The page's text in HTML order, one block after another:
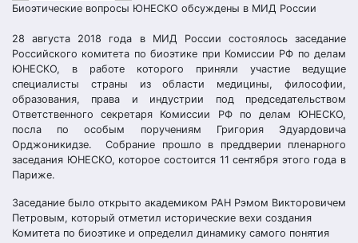
Биоэтические вопросы ЮНЕСКО обсуждены в МИД России
28 августа 2018 года в МИД России состоялось заседание
Российского комитета по биоэтике при Комиссии РФ по делам
ЮНЕСКО, в работе которого приняли участие ведущие
специалисты страны из области медицины, философии,
образования, права и индустрии под председательством
Ответственного секретаря Комиссии РФ по делам ЮНЕСКО,
посла по особым поручениям Григория Эдуардовича
Орджоникидзе. Собрание прошло в преддверии пленарного
заседания ЮНЕСКО, которое состоится 11 сентября этого года в
Париже.
Заседание было открыто академиком РАН Рэмом Викторовичем
Петровым, который отметил исторические вехи создания
Комитета по биоэтике и определил динамику самого понятия